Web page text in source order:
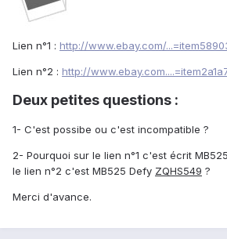
Lien n°1 : http://www.ebay.com/
Lien n°2 : http://
Deux petites questions :
1- C'est possibe ou c'est incompatible ?
2- Pourquoi sur le lien n°1 c'est écrit
le lien n°2 c'est MB525 Defy ZQHS549 ?
Merci d'avance.